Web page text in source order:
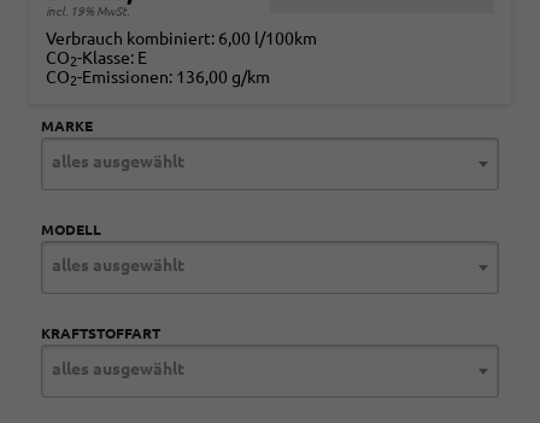
incl. 19% MwSt.
Verbrauch kombiniert: 6,00 l/100km
CO2-Klasse: E
CO2-Emissionen: 136,00 g/km
MARKE
alles ausgewählt
MODELL
alles ausgewählt
KRAFTSTOFFART
alles ausgewählt